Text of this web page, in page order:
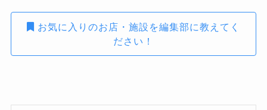
お気に入りのお店・施設を編集部に教えてく
ださい！